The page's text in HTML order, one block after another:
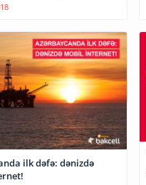
ilk dəfə: dənizdə